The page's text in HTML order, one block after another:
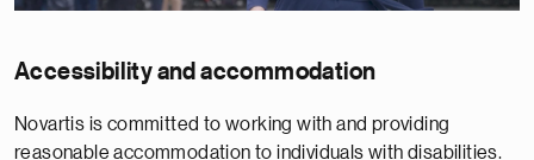
Accessibility and accommodation
Novartis is committed to working with and providing
reasonable accommodation to individuals with disabilities.